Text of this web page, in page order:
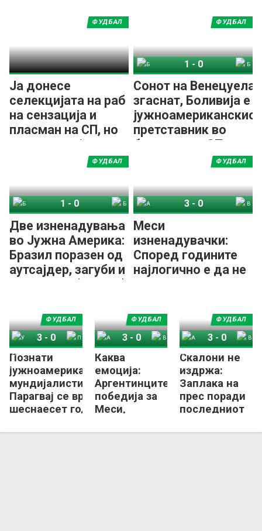
Ја донесе
селекцијата на раб
на сензација и
пласман на СП, но
мораше да ја
ФУДБАЛ
Сонот на Венецуела
згаснат, Боливија е
претставник во
баражот за СП
ФУДБАЛ
1 - 0
Две изненадувања
во Јужна Америка:
Бразил поразен од
аутсајдер, загуби и
Аргентина (ВИДЕО)
ФУДБАЛ
1-0
Меси
изненадувачки:
Според годините
најлогично е да не
ФУДБАЛ
3-0
Познати
јужноамериканските
мундијалисти,
Парагвај се враќа по
шеснаесет години
ФУДБАЛ
Уругвај
3 - 0
Каква
емоција:
Аргентинците
победија за
Меси,
на химната
ФУДБАЛ
Аргентина
3- 0
Скалони не
издржа:
Заплака на
прес поради
последниот
во Аргентина
ФУДБАЛ
Аргентина
3- 0